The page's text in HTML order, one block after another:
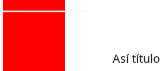
Así